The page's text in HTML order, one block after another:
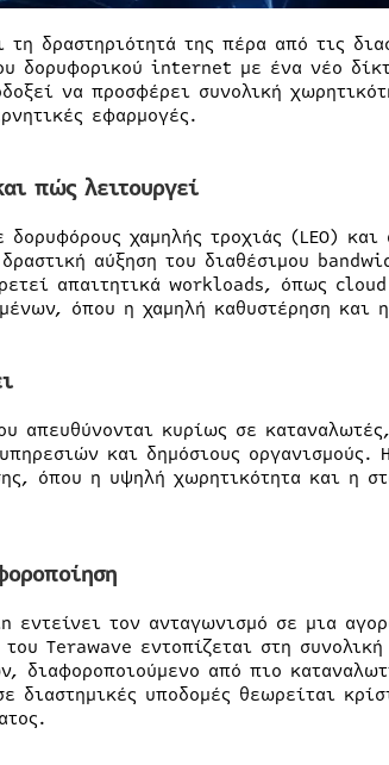
δραστηριότητά της πέρα από τις
δορυφορικού internet με ένα νέο
να προσφέρει συνολική
εφαρμογές.
πώς λειτουργεί
δορυφόρους χαμηλής τροχιάς (LEO)
αύξηση του διαθέσιμου
απαιτητικά workloads, όπως
όπου η χαμηλή καθυστέρηση και
απευθύνονται κυρίως σε
και δημόσιους
όπου η υψηλή χωρητικότητα και η
εντείνει τον ανταγωνισμό σε μια
Terawave εντοπίζεται στη
διαφοροποιούμενο από πιο
διαστημικές υποδομές θεωρείται